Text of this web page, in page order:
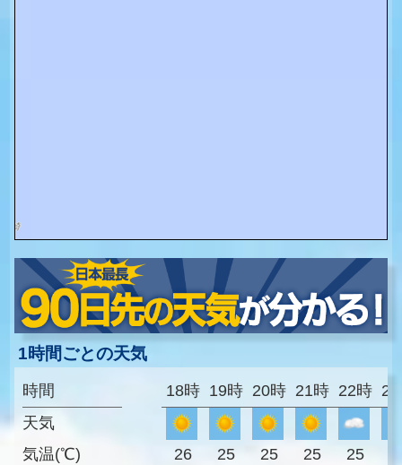
1時間ごとの天気
時間
天気
気温(℃)
18時 19時 20時 21時 22時
26 25 25 25 25